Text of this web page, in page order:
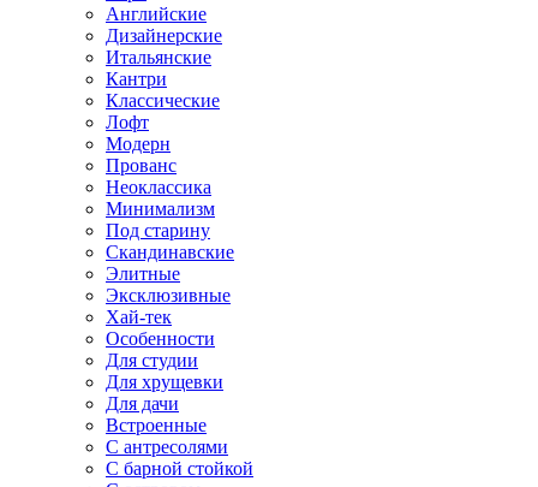
Английские
Дизайнерские
Итальянские
Кантри
Классические
Лофт
Модерн
Прованс
Неоклассика
Минимализм
Под старину
Скандинавские
Элитные
Эксклюзивные
Хай-тек
Особенности
Для студии
Для хрущевки
Для дачи
Встроенные
С антресолями
С барной стойкой